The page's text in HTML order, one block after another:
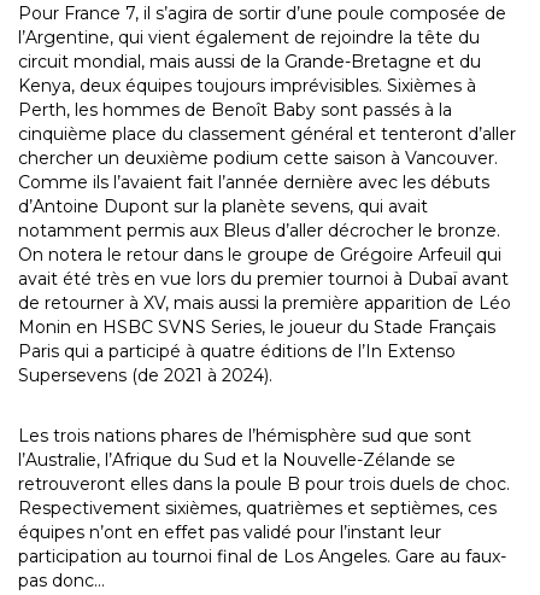
Pour France 7, il s’agira de sortir d’une poule composée de
l’Argentine, qui vient également de rejoindre la tête du
circuit mondial, mais aussi de la Grande-Bretagne et du
Kenya, deux équipes toujours imprévisibles. Sixièmes à
Perth, les hommes de Benoît Baby sont passés à la
cinquième place du classement général et tenteront d’aller
chercher un deuxième podium cette saison à Vancouver.
Comme ils l’avaient fait l’année dernière avec les débuts
d’Antoine Dupont sur la planète sevens, qui avait
notamment permis aux Bleus d’aller décrocher le bronze.
On notera le retour dans le groupe de Grégoire Arfeuil qui
avait été très en vue lors du premier tournoi à Dubaï avant
de retourner à XV, mais aussi la première apparition de Léo
Monin en HSBC SVNS Series, le joueur du Stade Français
Paris qui a participé à quatre éditions de l’In Extenso
Supersevens (de 2021 à 2024).
Les trois nations phares de l’hémisphère sud que sont
l’Australie, l’Afrique du Sud et la Nouvelle-Zélande se
retrouveront elles dans la poule B pour trois duels de choc.
Respectivement sixièmes, quatrièmes et septièmes, ces
équipes n’ont en effet pas validé pour l’instant leur
participation au tournoi final de Los Angeles. Gare au faux-
pas donc…